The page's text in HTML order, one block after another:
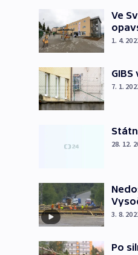
Ve
1. 4.
7. 1.
28. 12.
3. 8.
Po